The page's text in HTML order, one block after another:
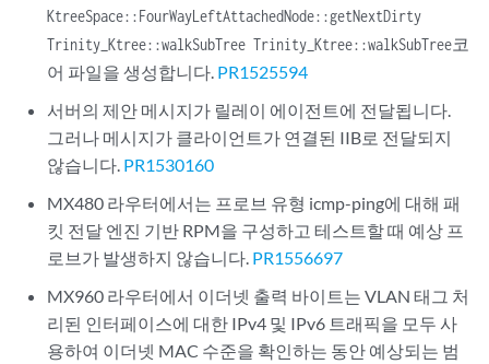
KtreeSpace::FourWayLeftAttachedNode::getNextDirty
Trinity_Ktree::walkSubTree Trinity_Ktree::walkSubTree코
어 파일을 생성합니다. PR1525594
서버의 제안 메시지가 릴레이 에이전트에 전달됩니다.
그러나 메시지가 클라이언트가 연결된 IIB로 전달되지
않습니다. PR1530160
MX480 라우터에서는 프로브 유형 icmp-ping에 대해 패
킷 전달 엔진 기반 RPM을 구성하고 테스트할 때 예상 프
로브가 발생하지 않습니다. PR1556697
MX960 라우터에서 이더넷 출력 바이트는 VLAN 태그 처
리된 인터페이스에 대한 IPv4 및 IPv6 트래픽을 모두 사
용하여 이더넷 MAC 수준을 확인하는 동안 예상되는 범